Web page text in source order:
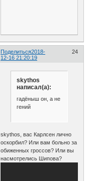
Поделиться 24
2018-
12-16 21:20:19
skythos
написал(а):
гадёныш он, а не
гений
skythos, вас Карлсен лично
оскорбил? Или вам больно за
обиженных гроссов? Или вы
насмотрелись Шипова?